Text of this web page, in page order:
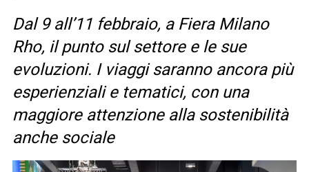
Dal 9 all’11 febbraio, a Fiera Milano
Rho, il punto sul settore e le sue
evoluzioni. I viaggi saranno ancora più
esperienziali e tematici, con una
maggiore attenzione alla sostenibilità
anche sociale